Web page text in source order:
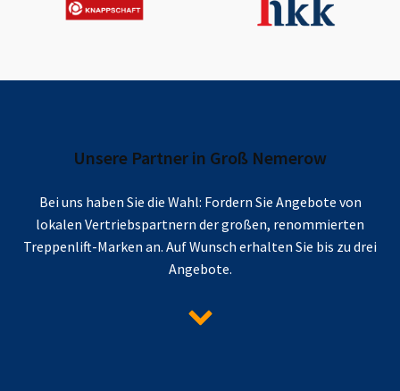
Unsere Partner in Groß Nemerow
Bei uns haben Sie die Wahl: Fordern Sie Angebote von
lokalen Vertriebspartnern der großen, renommierten
Treppenlift-Marken an. Auf Wunsch erhalten Sie bis zu drei
Angebote.